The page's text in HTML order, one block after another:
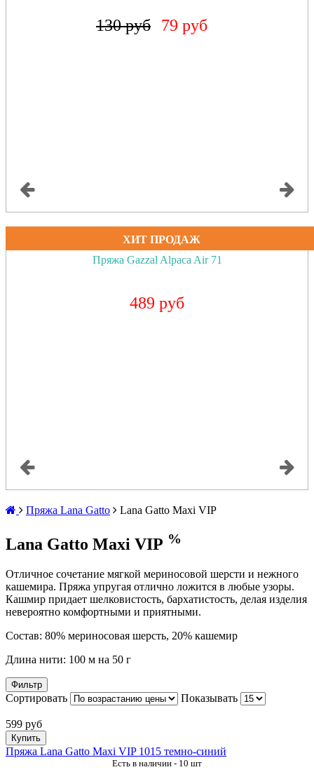
130 руб 79 руб
ХИТ ПРОДАЖ
Пряжа Gazzal Alpaca Air 71
489 руб
Пряжа Lana Gatto Lana Gatto Maxi VIP
Lana Gatto Maxi VIP %
Отличное сочетание мягкой мериносовой шерсти и нежного
кашемира. Пряжа упругая отлично ложится в любые узоры.
Кашмир придает шелковистость, бархатистость, делая изделия
невероятно комфортными и приятными.
Состав: 80% мериносовая шерсть, 20% кашемир
Длина нити: 100 м на 50 г
Фильтр
Сортировать Показывать
599 руб
Купить
Пряжа Lana Gatto Maxi VIP 1015 темно-синий
Есть в наличии - 10 шт